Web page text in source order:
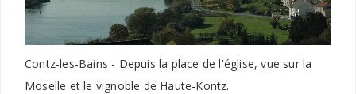
Contz-les-Bains - Depuis la place de l'église, vue sur la
Moselle et le vignoble de Haute-Kontz.